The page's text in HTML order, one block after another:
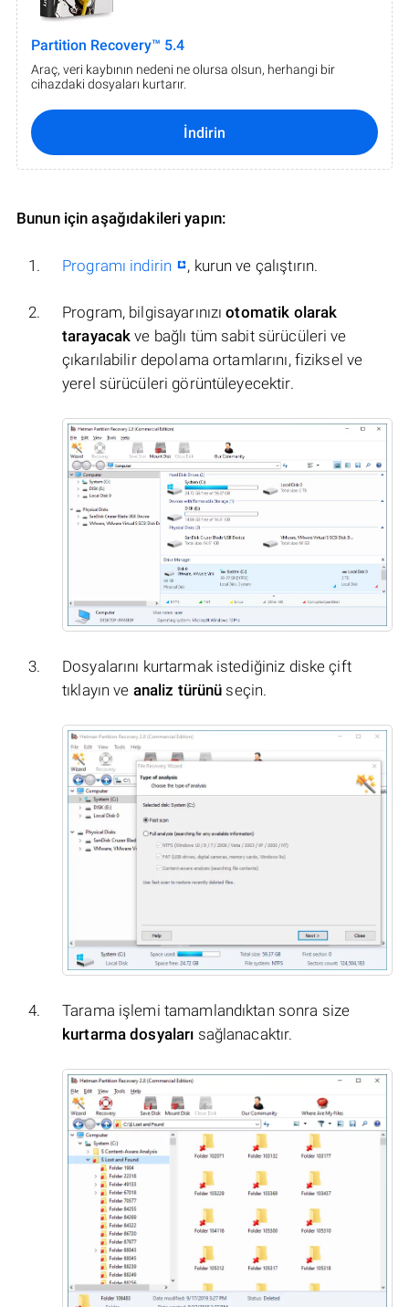
Partition Recovery™ 5.4
Araç, veri kaybının nedeni ne olursa olsun, herhangi bir
cihazdaki dosyaları kurtarır.
İndirin
Bunun için aşağıdakileri yapın:
Programı indirin , kurun ve çalıştırın.
Program, bilgisayarınızıotomatik olarak
tarayacak ve bağlı tüm sabit sürücüleri ve
çıkarılabilir depolama ortamlarını, fiziksel ve
yerel sürücüleri görüntüleyecektir.
Dosyalarını kurtarmak istediğiniz diske çift
tıklayın ve analiz türünü seçin.
Tarama işlemi tamamlandıktan sonra size
kurtarma dosyaları sağlanacaktır.